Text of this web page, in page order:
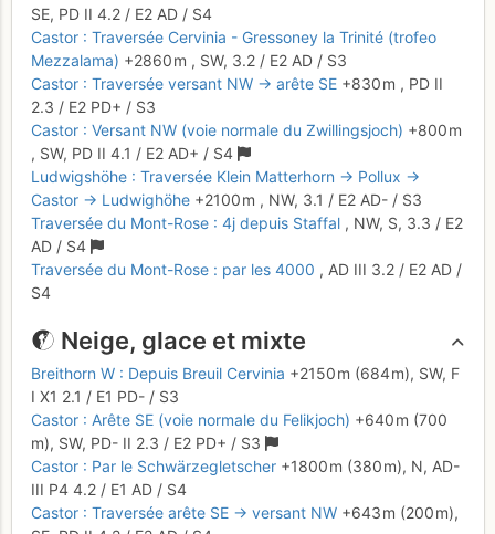
SE, PD II 4.2 / E2 AD / S4
Castor : Traversée Cervinia - Gressoney la Trinité (trofeo
Mezzalama) +2860 m , SW, 3.2 / E2 AD / S3
Castor : Traversée versant NW → arête SE +830 m , PD II
2.3 / E2 PD+ / S3
Castor : Versant NW (voie normale du Zwillingsjoch) +800 m
, SW, PD II 4.1 / E2 AD+ / S4
Ludwigshöhe : Traversée Klein Matterhorn → Pollux →
Castor → Ludwighöhe +2100 m , NW, 3.1 / E2 AD- / S3
Traversée du Mont-Rose : 4j depuis Staffal , NW, S, 3.3 / E2
AD / S4
Traversée du Mont-Rose : par les 4000 , AD III 3.2 / E2 AD /
S4
Neige, glace et mixte
Breithorn W : Depuis Breuil Cervinia +2150 m (684 m), SW, F
I X1 2.1 / E1 PD- / S3
Castor : Arête SE (voie normale du Felikjoch) +640 m (700
m), SW, PD- II 2.3 / E2 PD+ / S3
Castor : Par le Schwärzegletscher +1800 m (380 m), N, AD-
III P4 4.2 / E1 AD / S4
Castor : Traversée arête SE → versant NW +643 m (200 m),